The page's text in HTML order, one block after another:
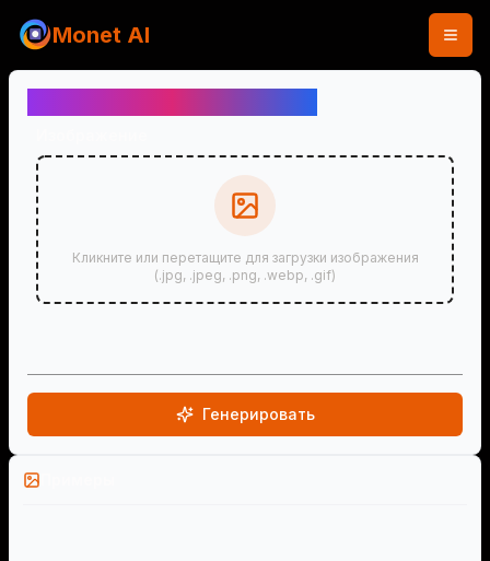
Monet AI
Кликните или перетащите для загрузки изображения
(.jpg, .jpeg, .png, .webp, .gif)
Генерировать